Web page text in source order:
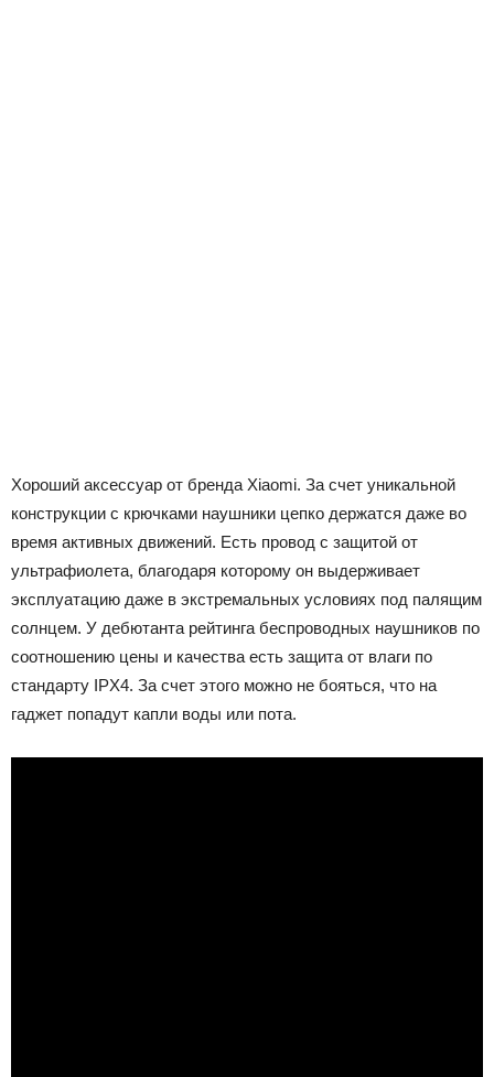
Хороший аксессуар от бренда Xiaomi. За счет уникальной
конструкции с крючками наушники цепко держатся даже во
время активных движений. Есть провод с защитой от
ультрафиолета, благодаря которому он выдерживает
эксплуатацию даже в экстремальных условиях под палящим
солнцем. У дебютанта рейтинга беспроводных наушников по
соотношению цены и качества есть защита от влаги по
стандарту IPX4. За счет этого можно не бояться, что на
гаджет попадут капли воды или пота.